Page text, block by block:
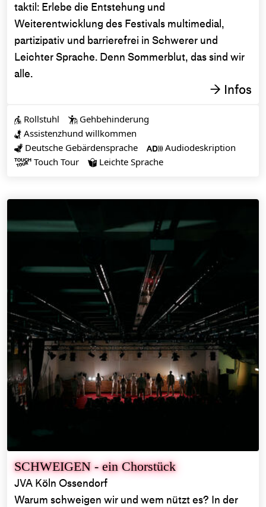
taktil: Erlebe die Entstehung und
Weiterentwicklung des Festivals multimedial,
partizipativ und barrierefrei in Schwerer und
Leichter Sprache. Denn Sommerblut, das sind wir
alle.
→ Infos
 Rollstuhl Gehbehinderung
 Assistenzhund willkommen
Deutsche Gebärdensprache Audiodeskription
 Touch Tour  Leichte Sprache
SCHWEIGEN - ein Chorstück
JVA Köln Ossendorf
Warum schweigen wir und wem nützt es? In der